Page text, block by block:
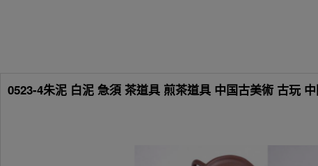
0523-4朱泥 白泥 急須 茶道具 煎茶道具 中国古美術 古玩